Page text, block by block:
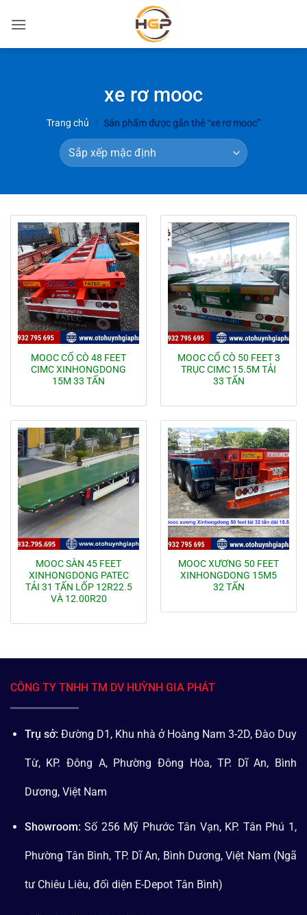
qua
xe rơ mooc
Trang chủ / Sản phẩm được gắn thẻ “xe rơ mooc”
MOOC CỔ CÒ 48 FEET
CIMC XINHONGDONG
15M 33 TẤN
MOOC CỔ CÒ 50 FEET 3
TRỤC CIMC 15.5M TẢI
33 TẤN
MOOC SÀN 45 FEET
XINHONGDONG PATEC
TẢI 31 TẤN LỐP 12R22.5
VÀ 12.00R20
MOOC XƯƠNG 50 FEET
XINHONGDONG 15M5
32 TẤN
CÔNG TY TNHH TM DV HUỲNH GIA PHÁT
Trụ sở: Đường D1, Khu nhà ở Hoàng Nam 3-2D, Đào Duy
Từ, KP. Đông A, Phường Đông Hòa, TP. Dĩ An, Bình
Dương, Việt Nam
Showroom: Số 256 Mỹ Phước Tân Vạn, KP. Tân Phú 1,
Phường Tân Bình, TP. Dĩ An, Bình Dương, Việt Nam (Ngã
tư Chiêu Liêu, đối diện E-Depot Tân Bình)